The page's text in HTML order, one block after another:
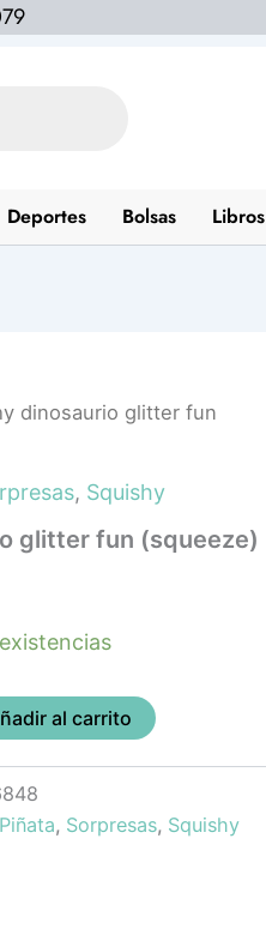
Deportes Bolsas Libros
dinosaurio glitter fun
, Squishy
glitter fun (squeeze)
al carrito
Piñata, Sorpresas, Squishy